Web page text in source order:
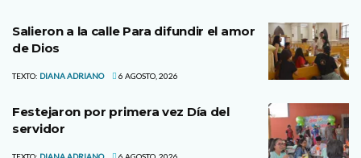
Salieron a la calle Para difundir el amor
de Dios
TEXTO: DIANA ADRIANO 6 AGOSTO, 2026
Festejaron por primera vez Día del
servidor
TEXTO: DIANA ADRIANO 6 AGOSTO, 2026